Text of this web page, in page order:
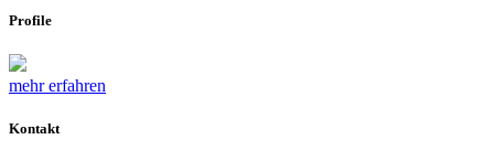
Profile
mehr erfahren
Kontakt